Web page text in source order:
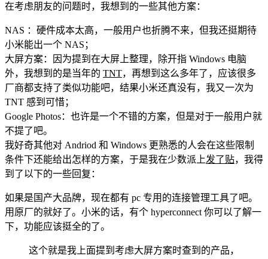
在考虑朋友的问题时，我想到的一些其他方案：
NAS ：硬件成本太高，一般用户也折腾不来，但我还挺期待
小米能出一个 NAS；
大屏方案：因为提到在大屏上整理，除开指 Windows 电脑
外，我想到的是当年的 TNT，再想到这么多年了，应该很多
厂商都支持了类似功能吧，结果小米还真没有，我又一次为
TNT 感到可惜；
Google Photos：也许是一个不错的方案，但是对于一般用户就
不提了吧。
我好奇其他对 Andriod 和 Windows 更熟悉的人会在这些限制
条件下还能给出怎样的方案，于是我在少数派上发了贴，我得
到了以下的一些回复：
如果是国产大品牌，现在都有 pc 专用的连接管理工具了吧。
用原厂的就好了。小米的话，有个 hyperconnect 你可以了解一
下，功能应该挺全的了。
这个就是我上面提到考虑大屏方案时查到的产品，